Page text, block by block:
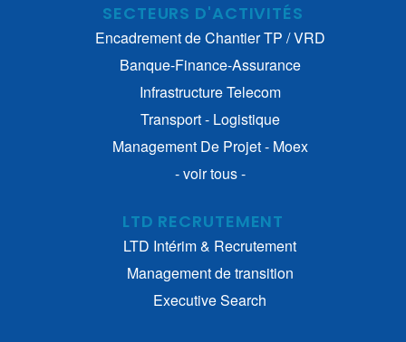
SECTEURS D'ACTIVITÉS
Encadrement de Chantier TP / VRD
Banque-Finance-Assurance
Infrastructure Telecom
Transport - Logistique
Management De Projet - Moex
- voir tous -
LTD RECRUTEMENT
LTD Intérim & Recrutement
Management de transition
Executive Search